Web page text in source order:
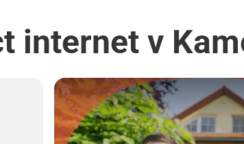
internet v